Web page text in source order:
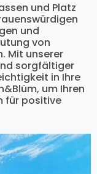
und Platz
und
von
Mit unserer
sorgfältiger
in Ihre
um Ihren
für positive